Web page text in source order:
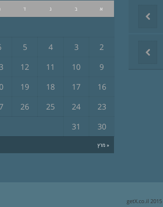
א ב ג ד
« מרץ
2
3
4
5
9
10
11
12
16
17
18
19
23
24
25
26
30
31